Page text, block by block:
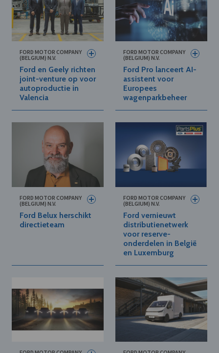
FORD MOTOR COMPANY
(BELGIUM) N.V.
Ford en Geely richten
joint-venture op voor
autoproductie in
Valencia
FORD MOTOR COMPANY
(BELGIUM) N.V.
Ford Pro lanceert AI-
assistent voor
Europees
wagenparkbeheer
FORD MOTOR COMPANY
(BELGIUM) N.V.
Ford Belux herschikt
directieteam
FORD MOTOR COMPANY
(BELGIUM) N.V.
Ford vernieuwt
distributienetwerk
voor reserve-
onderdelen in België
en Luxemburg